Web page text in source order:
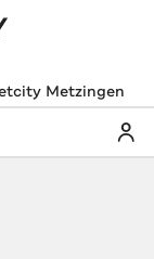
Metzingen